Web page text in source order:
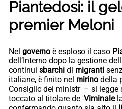
Piantedosi: il
premier Meloni
Nel governo è esploso il caso
dell’Interno dopo la gestione
continui sbarchi di migranti
italiane, è finito nel mirino della
Consiglio dei ministri – si legge
toccato al titolare del Viminale